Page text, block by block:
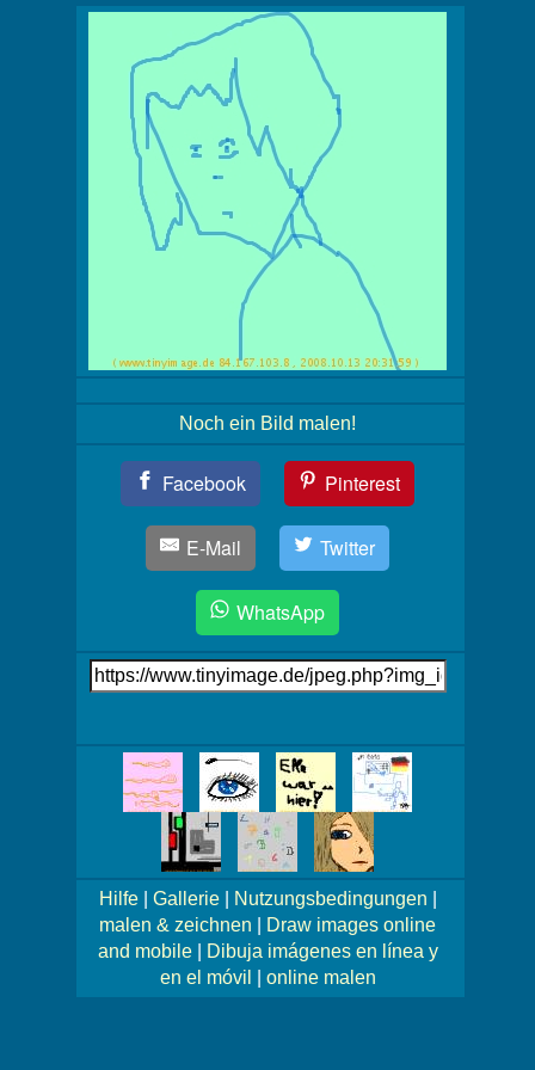
Noch ein Bild malen!
Facebook Pinterest
E-Mail Twitter
WhatsApp
Link
auf's
Bilder!
Hilfe| Gallerie| Nutzungsbedingungen
malen & zeichnen
Draw images online
and mobile|
Dibuja imágenes en línea y
en el móvil
online malen